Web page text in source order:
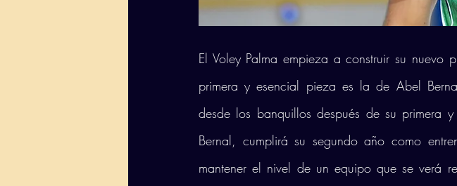
El Voley Palma empieza a construir su
primera y esencial pieza es la de Abel
desde los banquillos después de su primera
Bernal, cumplirá su segundo año como
mantener el nivel de un equipo que se verá